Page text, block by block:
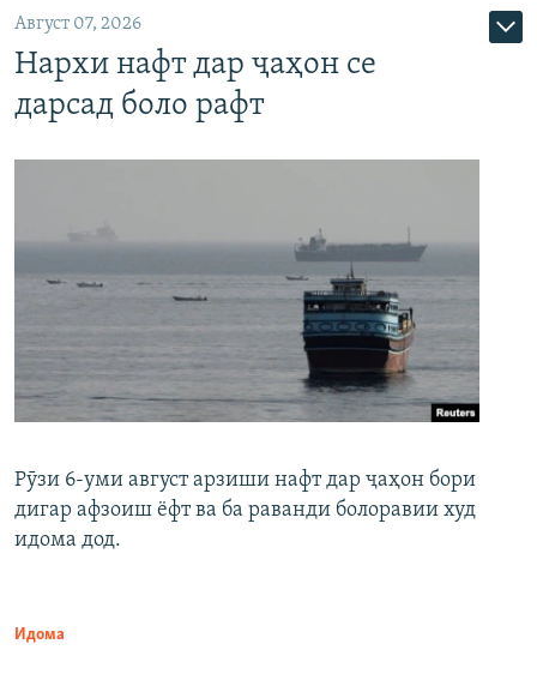
Август 07, 2026
Нархи нафт дар ҷаҳон се
дарсад боло рафт
Рӯзи 6-уми август арзиши нафт дар ҷаҳон бори
дигар афзоиш ёфт ва ба раванди болоравии худ
идома дод.
Идома